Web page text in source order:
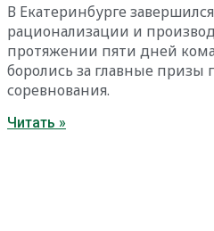
В Екатеринбурге
рационализации и
протяжении пяти дней
боролись за главные призы
соревнования.
Читать »